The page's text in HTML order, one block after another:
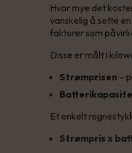
Hvor mye det
vanskelig å sette
faktorer som
Disse er målt i
Strømprisen –
Et enkelt
Strømpris x